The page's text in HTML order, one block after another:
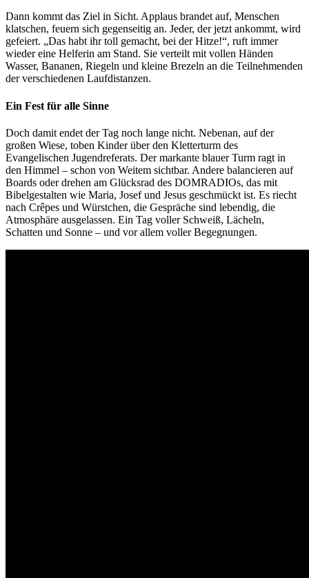
Dann kommt das Ziel in Sicht. Applaus brandet auf, Menschen
klatschen, feuern sich gegenseitig an. Jeder, der jetzt ankommt, wird
gefeiert. „Das habt ihr toll gemacht, bei der Hitze!“, ruft immer
wieder eine Helferin am Stand. Sie verteilt mit vollen Händen
Wasser, Bananen, Riegeln und kleine Brezeln an die Teilnehmenden
der verschiedenen Laufdistanzen.
Ein Fest für alle Sinne
Doch damit endet der Tag noch lange nicht. Nebenan, auf der
großen Wiese, toben Kinder über den Kletterturm des
Evangelischen Jugendreferats. Der markante blauer Turm ragt in
den Himmel – schon von Weitem sichtbar. Andere balancieren auf
Boards oder drehen am Glücksrad des DOMRADIOs, das mit
Bibelgestalten wie Maria, Josef und Jesus geschmückt ist. Es riecht
nach Crêpes und Würstchen, die Gespräche sind lebendig, die
Atmosphäre ausgelassen. Ein Tag voller Schweiß, Lächeln,
Schatten und Sonne – und vor allem voller Begegnungen.